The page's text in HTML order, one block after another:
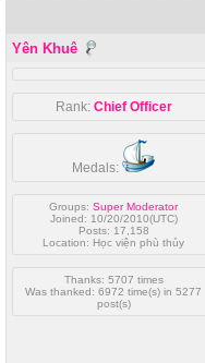
Yên Khuê
Rank: Chief Officer
Medals:
Groups: Super Moderator
Joined: 10/20/2010(UTC)
Posts: 17,158
Location: Học viện phù thủy
Thanks: 5707 times
Was thanked: 6972 time(s) in 5277
post(s)